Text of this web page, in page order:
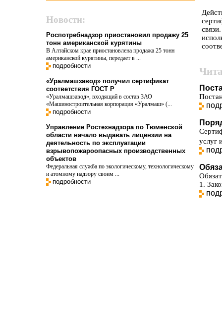
Новости:
Роспотребнадзор приостановил продажу 25
тонн американской курятины
В Алтайском крае приостановлена продажа 25 тонн
американской курятины, передает в ...
подробности
«Уралмашзавод» получил сертификат
соответствия ГОСТ Р
«Уралмашзавод», входящий в состав ЗАО
«Машиностроительная корпорация «Уралмаш» (...
подробности
Управление Ростехнадзора по Тюменской
области начало выдавать лицензии на
деятельность по эксплуатации
взрывопожароопасных производственных
объектов
Федеральная служба по экологическому, технологическому
и атомному надзору своим ...
подробности
услуг
1.